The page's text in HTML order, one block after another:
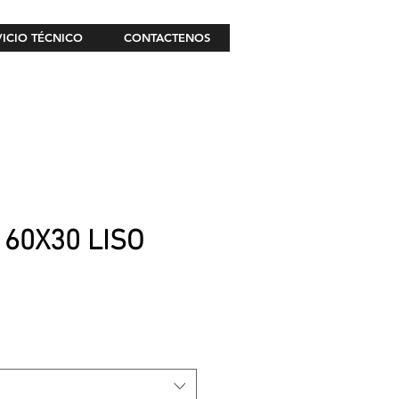
TÉCNICO CONTACTENOS
LISO